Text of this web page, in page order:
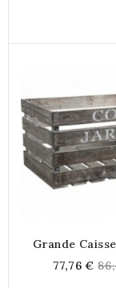
Grande
77,76 €